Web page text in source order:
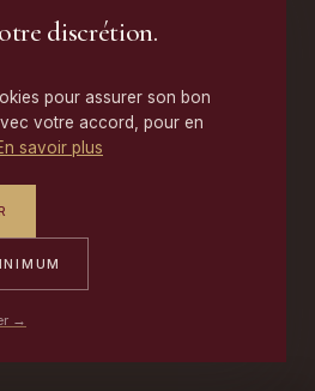
discrétion.
pour assurer son bon
votre accord, pour en
savoir plus
→